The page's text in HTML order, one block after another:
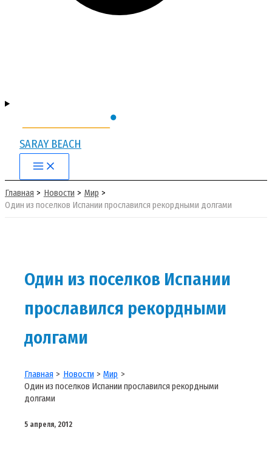
SARAY BEACH
Main
Menu
Главная Новости
Мир
Один из поселков Испании прославился рекордными долгами
Один из поселков Испании
прославился рекордными
долгами
Главная Новости
Мир
Один из поселков Испании прославился рекордными
долгами
5 апреля, 2012